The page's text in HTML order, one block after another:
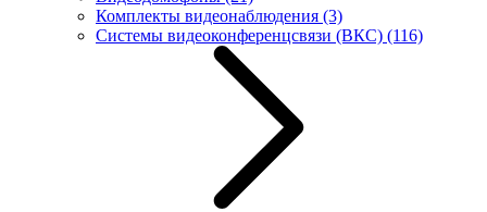
Комплекты видеонаблюдения (3)
Системы видеоконференцсвязи (ВКС) (116)